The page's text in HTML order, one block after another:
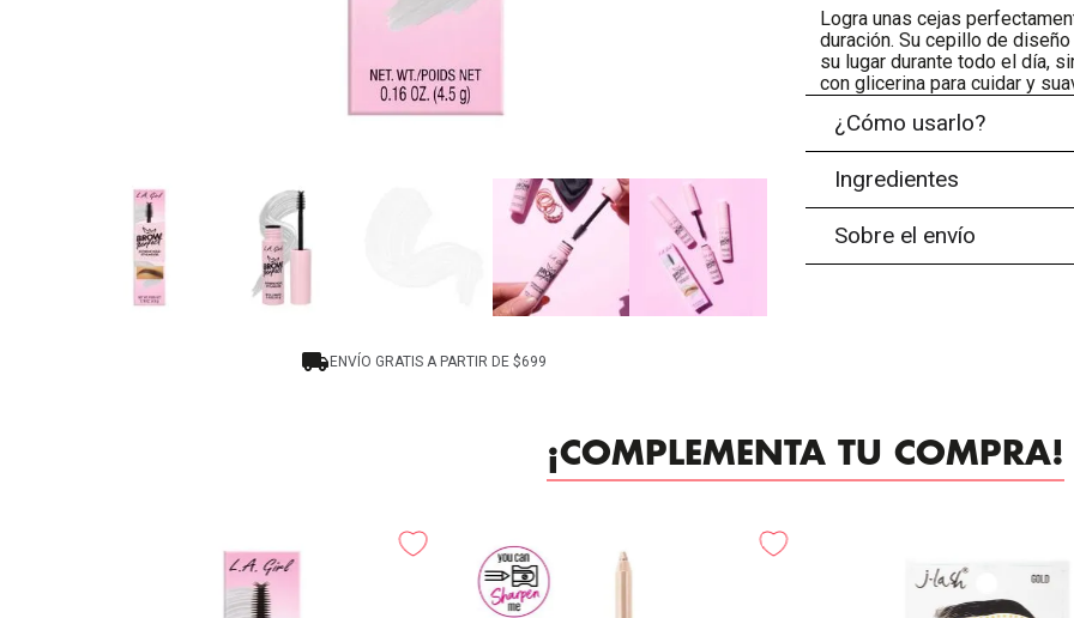
ENVÍO GRATIS A PARTIR DE $699
Logra unas cejas
duración. Su cepillo de
su lugar durante todo el día,
con glicerina para cuidar y
¿Cómo usarlo?
Ingredientes
Sobre el envío
¡COMPLEMENTA TU COMPRA!